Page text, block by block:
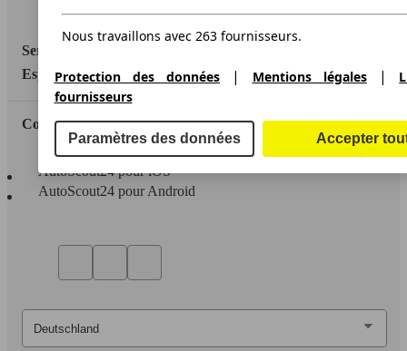
Service
Espace Pro
Contact
AutoScout24 pour iOS
AutoScout24 pour Android
Nous travaillons avec 263 fournisseurs.
Protection des données | Mentions légales|
fournisseurs
Paramètres des données Accepter